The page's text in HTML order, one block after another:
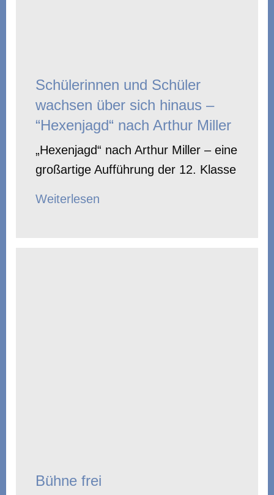
Schülerinnen und Schüler
wachsen über sich hinaus –
“Hexenjagd“ nach Arthur Miller
„Hexenjagd“ nach Arthur Miller – eine
großartige Aufführung der 12. Klasse
Weiterlesen
Bühne frei